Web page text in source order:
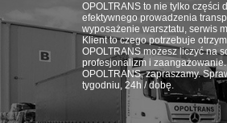
OPOLTRANS to nie tylko części
efektywnego prowadzenia
wyposażenie warsztatu, serwis
Klient to czego potrzebuje
OPOLTRANS możesz liczyć na
profesjonalizm i
OPOLTRANS, zapraszamy.
tygodniu, 24h / dobę.